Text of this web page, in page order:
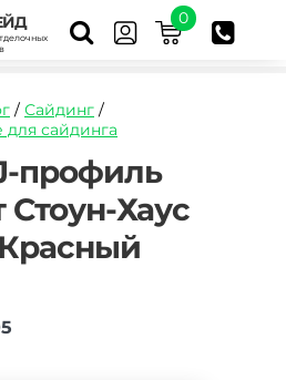
0
/ Сайдинг /
сайдинга
images/id/normal/planka-
профиль
Хаус